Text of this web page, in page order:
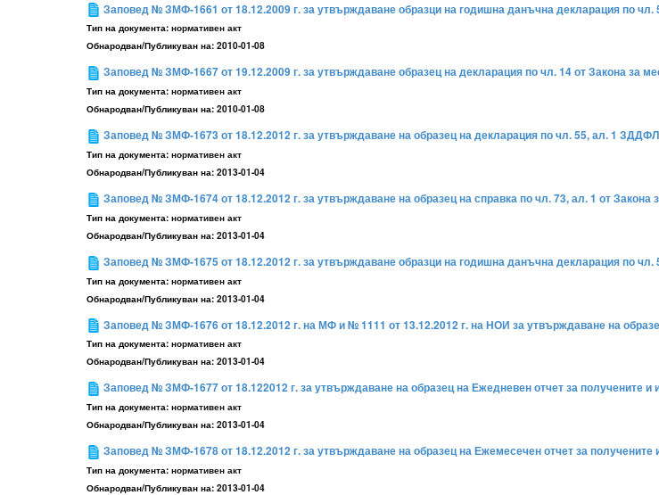
Заповед № ЗМФ-1661 от 18.12.2009 г. за утвърждаване образци на годишна данъчна декларация по
Тип на документа: нормативен акт
Обнародван/Публикуван на: 2010-01-08
Заповед № ЗМФ-1667 от 19.12.2009 г. за утвърждаване образец на декларация по чл. 14 от Закона за
Тип на документа: нормативен акт
Обнародван/Публикуван на: 2010-01-08
Заповед № ЗМФ-1673 от 18.12.2012 г. за утвърждаване на образец на декларация по чл. 55, ал. 1
Тип на документа: нормативен акт
Обнародван/Публикуван на: 2013-01-04
Заповед № ЗМФ-1674 от 18.12.2012 г. за утвърждаване на образец на справка по чл. 73, ал. 1 от
Тип на документа: нормативен акт
Обнародван/Публикуван на: 2013-01-04
Заповед № ЗМФ-1675 от 18.12.2012 г. за утвърждаване образци на годишна данъчна декларация по
Тип на документа: нормативен акт
Обнародван/Публикуван на: 2013-01-04
Заповед № ЗМФ-1676 от 18.12.2012 г. на МФ и № 1111 от 13.12.2012 г. на НОИ за утвърждаване на
Тип на документа: нормативен акт
Обнародван/Публикуван на: 2013-01-04
Заповед № ЗМФ-1677 от 18.122012 г. за утвърждаване на образец на Ежедневен отчет за получените и
Тип на документа: нормативен акт
Обнародван/Публикуван на: 2013-01-04
Заповед № ЗМФ-1678 от 18.12.2012 г. за утвърждаване на образец на Ежемесечен отчет за получените
Тип на документа: нормативен акт
Обнародван/Публикуван на: 2013-01-04